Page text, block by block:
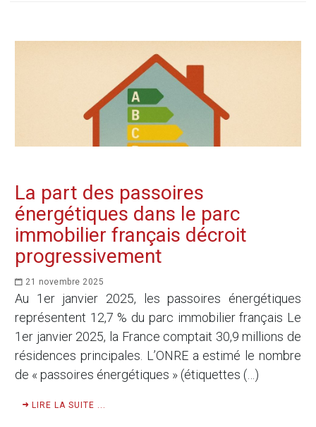
La part des passoires
énergétiques dans le parc
immobilier français décroit
progressivement
21 novembre 2025
Au 1er janvier 2025, les passoires énergétiques
représentent 12,7 % du parc immobilier français Le
1er janvier 2025, la France comptait 30,9 millions de
résidences principales. L’ONRE a estimé le nombre
de « passoires énergétiques » (étiquettes (…)
LIRE LA SUITE ...